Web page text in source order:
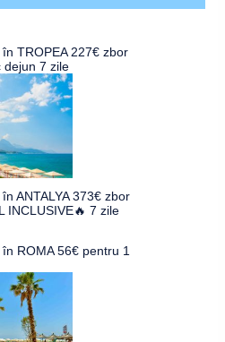
TROPEA 227€ zbor
dejun 7 zile
ANTALYA 373€ zbor
INCLUSIVE🔥 7 zile
ROMA 56€ pentru 1